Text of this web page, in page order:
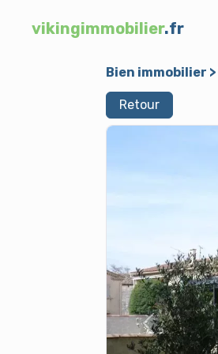
vikingimmobilier.fr
Bien immobilier >
Retour
Previous